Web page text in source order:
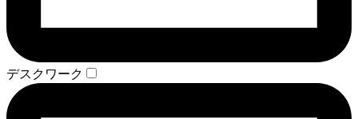
デスクワーク